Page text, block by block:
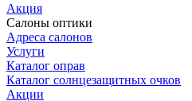
Акция
Салоны оптики
Адреса салонов
Услуги
Каталог оправ
Каталог солнцезащитных очков
Акции